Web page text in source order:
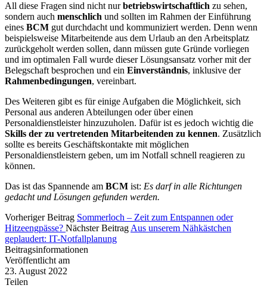
All diese Fragen sind nicht nurbetriebswirtschaftlich zu sehen,
sondern auch menschlich und sollten im Rahmen der Einführung
eines BCM gut durchdacht und kommuniziert werden. Denn wenn
beispielsweise Mitarbeitende aus dem Urlaub an den Arbeitsplatz
zurückgeholt werden sollen, dann müssen gute Gründe vorliegen
und im optimalen Fall wurde dieser Lösungsansatz vorher mit der
Belegschaft besprochen und ein Einverständnis, inklusive der
Rahmenbedingungen, vereinbart.
Des Weiteren gibt es für einige Aufgaben die Möglichkeit, sich
Personal aus anderen Abteilungen oder über einen
Personaldienstleister hinzuzuholen. Dafür ist es jedoch wichtig die
Skills der zu vertretenden Mitarbeitenden zu kennen. Zusätzlich
sollte es bereits Geschäftskontakte mit möglichen
Personaldienstleistern geben, um im Notfall schnell reagieren zu
können.
Das ist das Spannende am BCM ist: Es darf in alle Richtungen
gedacht und Lösungen gefunden werden.
Vorheriger Beitrag Sommerloch – Zeit zum Entspannen oder
Hitzeengpässe? Nächster Beitrag Aus unserem Nähkästchen
geplaudert: IT-Notfallplanung
Beitragsinformationen
Veröffentlicht am
23. August 2022
Teilen